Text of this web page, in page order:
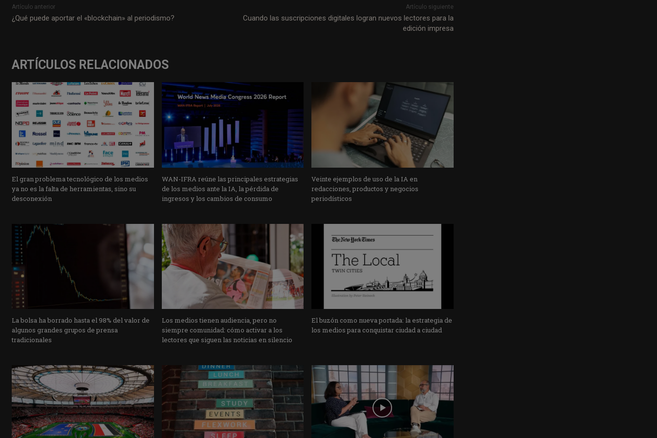
Artículo anterior
¿Qué puede aportar el «blockchain» al periodismo?
Artículo siguiente
Cuando las suscripciones digitales logran nuevos lectores para la
edición impresa
ARTÍCULOS RELACIONADOS
El gran problema tecnológico de los medios
ya no es la falta de herramientas, sino su
desconexión
WAN-IFRA reúne las principales estrategias
de los medios ante la IA, la pérdida de
ingresos y los cambios de consumo
Veinte ejemplos de uso de la IA en
redacciones, productos y negocios
periodísticos
La bolsa ha borrado hasta el 98% del valor de
algunos grandes grupos de prensa
tradicionales
Los medios tienen audiencia, pero no
siempre comunidad: cómo activar a los
lectores que siguen las noticias en silencio
El buzón como nueva portada: la estrategia de
los medios para conquistar ciudad a ciudad